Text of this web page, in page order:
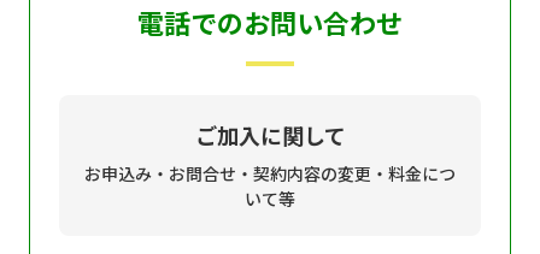
電話でのお問い合わせ
ご加入に関して
お申込み・お問合せ・契約内容の変更・料金につ
いて等